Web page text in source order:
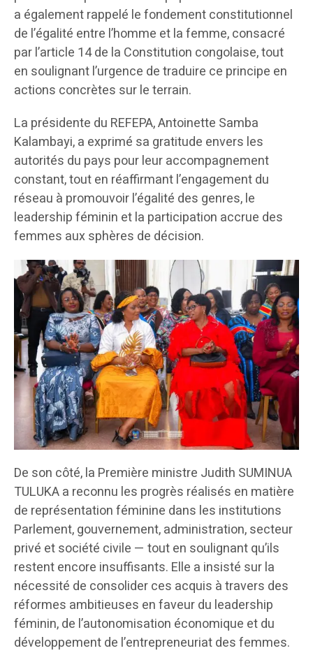
a également rappelé le fondement constitutionnel
de l’égalité entre l’homme et la femme, consacré
par l’article 14 de la Constitution congolaise, tout
en soulignant l’urgence de traduire ce principe en
actions concrètes sur le terrain.
La présidente du REFEPA, Antoinette Samba
Kalambayi, a exprimé sa gratitude envers les
autorités du pays pour leur accompagnement
constant, tout en réaffirmant l’engagement du
réseau à promouvoir l’égalité des genres, le
leadership féminin et la participation accrue des
femmes aux sphères de décision.
De son côté, la Première ministre Judith SUMINUA
TULUKA a reconnu les progrès réalisés en matière
de représentation féminine dans les institutions
Parlement, gouvernement, administration, secteur
privé et société civile — tout en soulignant qu’ils
restent encore insuffisants. Elle a insisté sur la
nécessité de consolider ces acquis à travers des
réformes ambitieuses en faveur du leadership
féminin, de l’autonomisation économique et du
développement de l’entrepreneuriat des femmes.